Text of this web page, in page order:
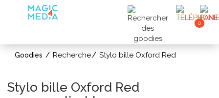
0
Goodies Recherche Stylo bille Oxford Red
Stylo bille Oxford Red